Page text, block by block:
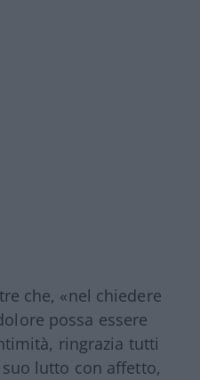
che, «nel chiedere
possa essere
ringrazia tutti
lutto con affetto,